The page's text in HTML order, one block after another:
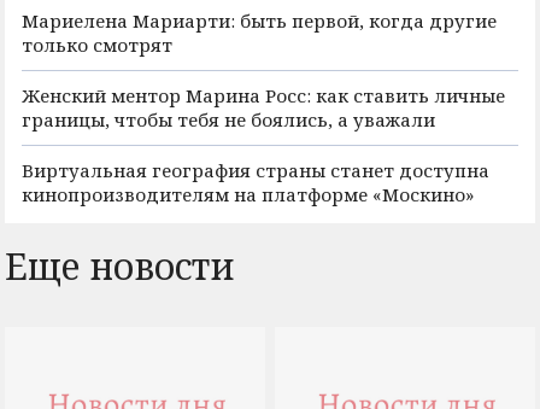
Мариелена Мариарти: быть первой, когда другие
только смотрят
Женский ментор Марина Росс: как ставить личные
границы, чтобы тебя не боялись, а уважали
Виртуальная география страны станет доступна
кинопроизводителям на платформе «Москино»
Еще новости